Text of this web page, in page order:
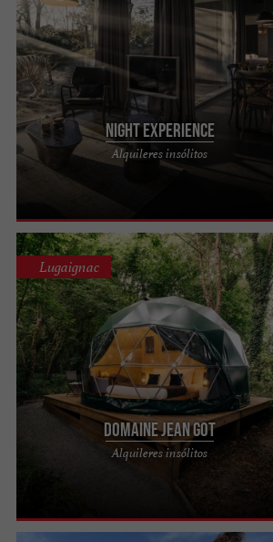
Night Experience
Alquileres insólitos
Night Experience en el Zoo de Bordeaux Pessac:
Dormir cerca de los grandes felinos Night
Experience es la promesa de ...
Domaine Jean Got
Alquileres insólitos
Lugaignac